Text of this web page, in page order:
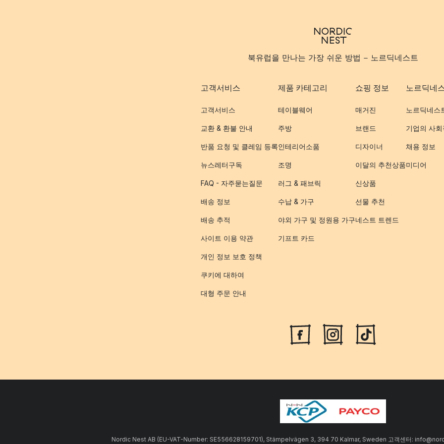
북유럽을 만나는 가장 쉬운 방법 - 노르딕네스트
고객서비스
고객서비스
교환 & 환불 안내
반품 요청 및 클레임 등록
뉴스레터구독
FAQ - 자주묻는질문
배송 정보
배송 추적
사이트 이용 약관
개인 정보 보호 정책
쿠키에 대하여
대형 주문 안내
제품 카테고리
테이블웨어
주방
인테리어소품
조명
러그 & 패브릭
수납 & 가구
야외 가구 및 정원용 가구
기프트 카드
쇼핑 정보
매거진
브랜드
디자이너
이달의 추천상품
신상품
선물 추천
네스트 트렌드
노르딕네
노르딕네스
기업의 사회
채용 정보
미디어
Nordic Nest AB (EU-VAT-Number: SE556628159701), Stämpelvägen 3, 394 70 Kalmar, Sweden 고객센터: